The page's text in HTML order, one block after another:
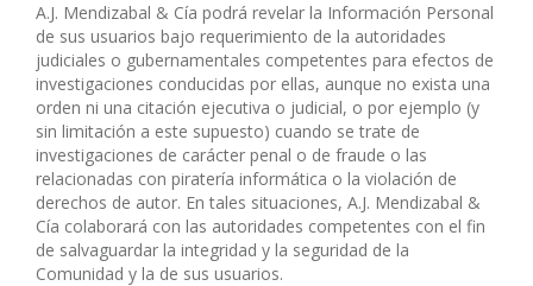
A.J. Mendizabal & Cía podrá revelar la Información Personal
de sus usuarios bajo requerimiento de la autoridades
judiciales o gubernamentales competentes para efectos de
investigaciones conducidas por ellas, aunque no exista una
orden ni una citación ejecutiva o judicial, o por ejemplo (y
sin limitación a este supuesto) cuando se trate de
investigaciones de carácter penal o de fraude o las
relacionadas con piratería informática o la violación de
derechos de autor. En tales situaciones, A.J. Mendizabal &
Cía colaborará con las autoridades competentes con el fin
de salvaguardar la integridad y la seguridad de la
Comunidad y la de sus usuarios.